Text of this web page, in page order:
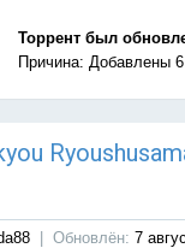
Торрент был
Причина: Добавлены
Обновлён: 7